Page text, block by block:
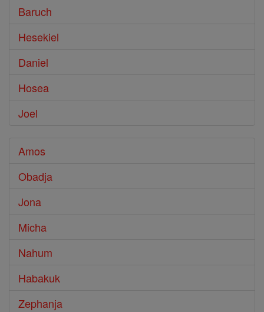
Baruch
Hesekiel
Daniel
Hosea
Joel
Amos
Obadja
Jona
Micha
Nahum
Habakuk
Zephanja